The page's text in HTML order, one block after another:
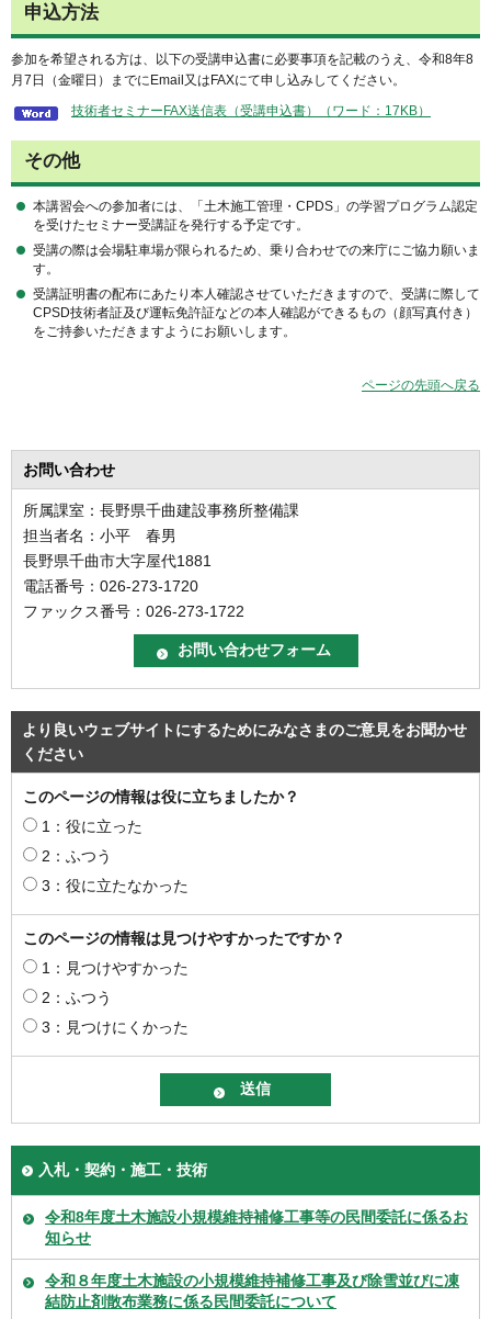
申込方法
参加を希望される方は、以下の受講申込書に必要事項を記載のうえ、令和8年8
月7日（金曜日）までにEmail又はFAXにて申し込みしてください。
技術者セミナーFAX送信表（受講申込書）（ワード：17KB）
その他
本講習会への参加者には、「土木施工管理・CPDS」の学習プログラム認定
を受けたセミナー受講証を発行する予定です。
受講の際は会場駐車場が限られるため、乗り合わせでの来庁にご協力願いま
す。
受講証明書の配布にあたり本人確認させていただきますので、受講に際して
CPSD技術者証及び運転免許証などの本人確認ができるもの（顔写真付き）
をご持参いただきますようにお願いします。
ページの先頭へ戻る
お問い合わせ
所属課室：長野県千曲建設事務所整備課
担当者名：小平 春男
長野県千曲市大字屋代1881
電話番号：026-273-1720
ファックス番号：026-273-1722
より良いウェブサイトにするためにみなさまのご意見をお聞かせ
ください
このページの情報は役に立ちましたか？
1：役に立った
2：ふつう
3：役に立たなかった
このページの情報は見つけやすかったですか？
1：見つけやすかった
2：ふつう
3：見つけにくかった
入札・契約・施工・技術
令和8年度土木施設小規模維持補修工事等の民間委託に係るお
知らせ
令和８年度土木施設の小規模維持補修工事及び除雪並びに凍
結防止剤散布業務に係る民間委託について